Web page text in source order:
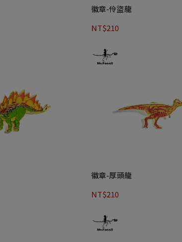
徽章-伶盜龍
NT$210
徽章-厚頭龍
NT$210